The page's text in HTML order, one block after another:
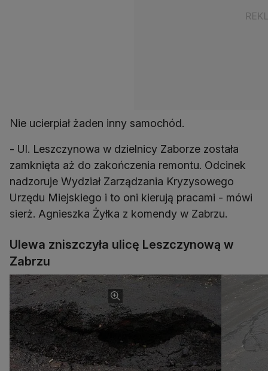
Nie ucierpiał żaden inny samochód.
- Ul. Leszczynowa w dzielnicy Zaborze została
zamknięta aż do zakończenia remontu. Odcinek
nadzoruje Wydział Zarządzania Kryzysowego
Urzędu Miejskiego i to oni kierują pracami - mówi
sierż. Agnieszka Żyłka z komendy w Zabrzu.
Ulewa zniszczyła ulicę Leszczynową w
Zabrzu